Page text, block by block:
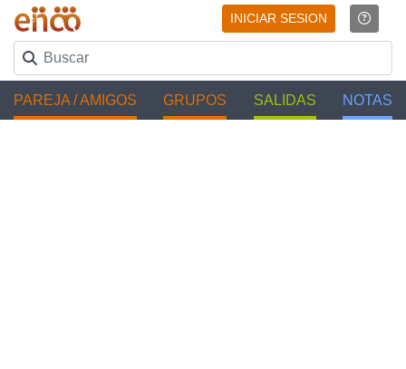
INICIAR SESION
PAREJA / AMIGOS GRUPOS SALIDAS NOTAS